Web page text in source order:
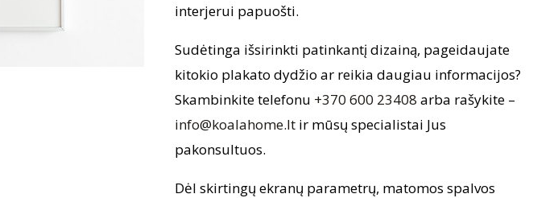
interjerui papuošti.
Sudėtinga išsirinkti patinkantį dizainą, pageidaujate
kitokio plakato dydžio ar reikia daugiau informacijos?
Skambinkite telefonu +370 600 23408 arba rašykite –
info@koalahome.lt ir mūsų specialistai Jus
pakonsultuos.
Dėl skirtingų ekranų parametrų, matomos spalvos